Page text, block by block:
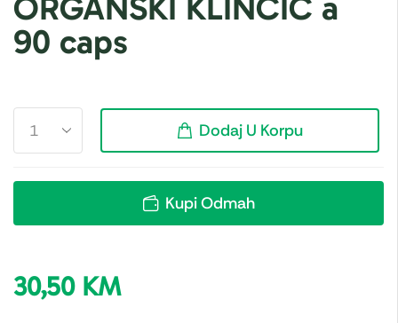
90 caps
Dodaj U Korpu
Kupi Odmah
30,50 KM